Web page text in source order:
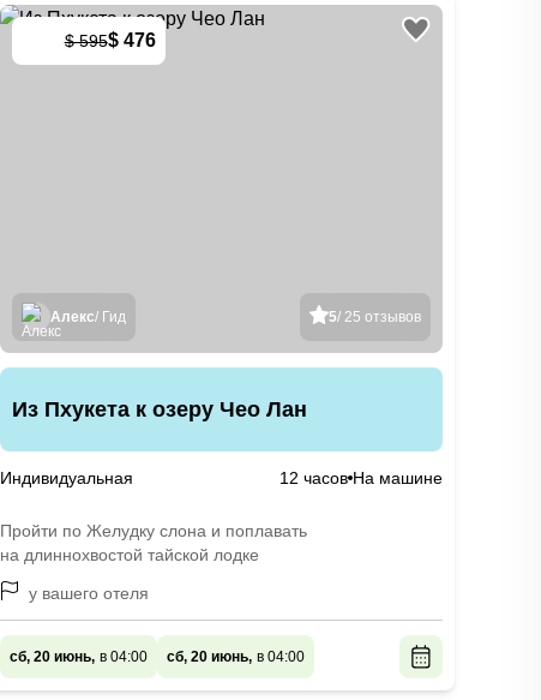
$ 595$ 476
5/ 25 отзывов
Алекс/ Гид
Из Пхукета к озеру Чео Лан
Индивидуальная 12 часов На машине
Пройти по Желудку слона и поплавать
на длиннохвостой тайской лодке
у вашего отеля
сб, 20 июнь, в 04:00 сб, 20 июнь, в 04:00